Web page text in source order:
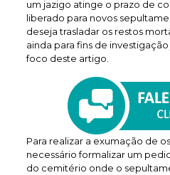
um jazigo atinge o prazo de
liberado para novos
deseja trasladar os restos
ainda para fins de
foco deste artigo.
Para realizar a exumação de
necessário formalizar um
do cemitério onde o